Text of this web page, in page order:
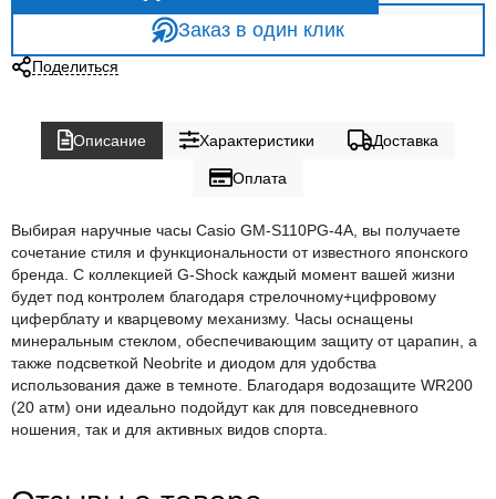
Заказ в один клик
Поделиться
Описание Характеристики Доставка
Оплата
Выбирая наручные часы Casio GM-S110PG-4A, вы получаете
сочетание стиля и функциональности от известного японского
бренда. С коллекцией G-Shock каждый момент вашей жизни
будет под контролем благодаря стрелочному+цифровому
циферблату и кварцевому механизму. Часы оснащены
минеральным стеклом, обеспечивающим защиту от царапин, а
также подсветкой Neobrite и диодом для удобства
использования даже в темноте. Благодаря водозащите WR200
(20 атм) они идеально подойдут как для повседневного
ношения, так и для активных видов спорта.